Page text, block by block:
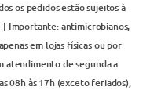
os pedidos estão sujeitos à
Importante: antimicrobianos,
em lojas físicas ou por
atendimento de segunda a
08h às 17h (exceto feriados),